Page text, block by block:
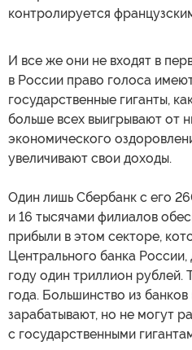
контролируется
И все же они не входят в
в России право голоса
государственные гиганты,
больше всех выигрывают от
экономического
увеличивают свои доходы.
Один лишь Сбербанк с его
и 16 тысячами филиалов
прибыли в этом секторе,
Центрального банка
году один триллион рублей.
года. Большинство из
зарабатывают, но не могут
с государственными